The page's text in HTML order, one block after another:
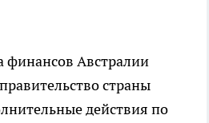
финансов Австралии
страны
действия по